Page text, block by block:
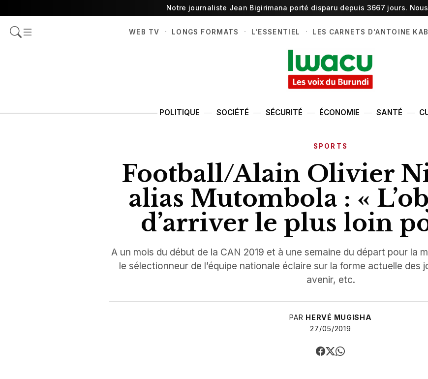
Notre journaliste Jean Bigirimana porté disparu depuis 3667 jours.
WEB TV · LONGS FORMATS · L'ESSENTIEL · LES CARNETS D'ANTOINE
POLITIQUE SOCIÉTÉ SÉCURITÉ ÉCONOMIE SANTÉ
SPORTS
Football/Alain Olivier
alias Mutombola : «
d’arriver le plus loin
A un mois du début de la CAN 2019 et à une semaine du départ pour la
le sélectionneur de l’équipe nationale éclaire sur la forme actuelle des
avenir, etc.
PAR HERVÉ MUGISHA
27/05/2019